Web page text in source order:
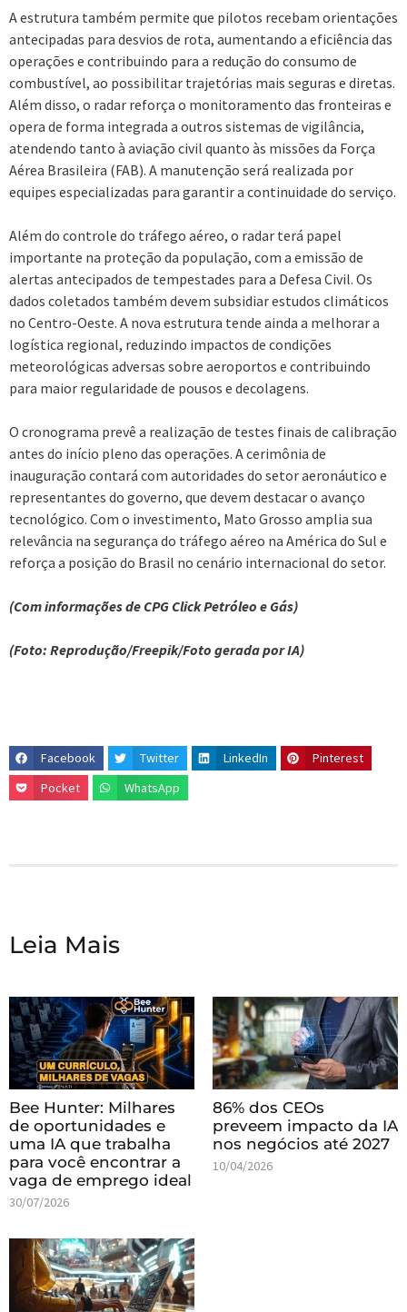
A estrutura também permite que pilotos recebam orientações
antecipadas para desvios de rota, aumentando a eficiência das
operações e contribuindo para a redução do consumo de
combustível, ao possibilitar trajetórias mais seguras e diretas.
Além disso, o radar reforça o monitoramento das fronteiras e
opera de forma integrada a outros sistemas de vigilância,
atendendo tanto à aviação civil quanto às missões da Força
Aérea Brasileira (FAB). A manutenção será realizada por
equipes especializadas para garantir a continuidade do serviço.
Além do controle do tráfego aéreo, o radar terá papel
importante na proteção da população, com a emissão de
alertas antecipados de tempestades para a Defesa Civil. Os
dados coletados também devem subsidiar estudos climáticos
no Centro-Oeste. A nova estrutura tende ainda a melhorar a
logística regional, reduzindo impactos de condições
meteorológicas adversas sobre aeroportos e contribuindo
para maior regularidade de pousos e decolagens.
O cronograma prevê a realização de testes finais de calibração
antes do início pleno das operações. A cerimônia de
inauguração contará com autoridades do setor aeronáutico e
representantes do governo, que devem destacar o avanço
tecnológico. Com o investimento, Mato Grosso amplia sua
relevância na segurança do tráfego aéreo na América do Sul e
reforça a posição do Brasil no cenário internacional do setor.
(Com informações de CPG Click Petróleo e Gás)
(Foto: Reprodução/Freepik/Foto gerada por IA)
Facebook Twitter LinkedIn
Pinterest
Pocket
WhatsApp
Leia Mais
Bee Hunter: Milhares
de oportunidades e
uma IA que trabalha
para você encontrar a
vaga de emprego ideal
30/07/2026
86% dos CEOs
preveem impacto da IA
nos negócios até 2027
10/04/2026